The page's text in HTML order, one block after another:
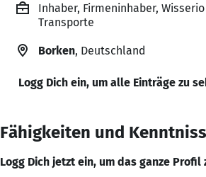
Inhaber, Firmeninhaber,
Transporte
Borken, Deutschland
Logg Dich ein, um alle Einträge zu
Fähigkeiten und
Logg Dich jetzt ein, um das ganze Profil